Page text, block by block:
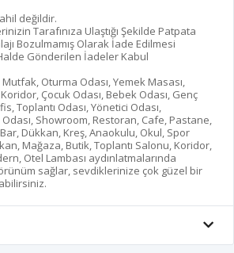
değildir.
Tarafınıza Ulaştığı Şekilde Patpata
Bozulmamış Olarak İade Edilmesi
Gönderilen İadeler Kabul
Oturma Odası, Yemek Masası,
Çocuk Odası, Bebek Odası, Genç
Toplantı Odası, Yönetici Odası,
Showroom, Restoran, Cafe, Pastane,
Dükkan, Kreş, Anaokulu, Okul, Spor
Mağaza, Butik, Toplantı Salonu, Koridor,
Otel Lambası aydınlatmalarında
sağlar, sevdiklerinize çok güzel bir